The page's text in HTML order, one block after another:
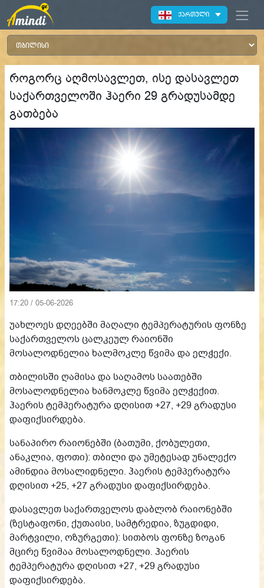
ქართული
როგორც აღმოსავლეთ, ისე დასავლეთ
საქართველოში ჰაერი 29 გრადუსამდე
გათბება
17:20 / 05-06-2026
უახლოეს დღეებში მაღალი ტემპერატურის ფონზე
საქართველოს ცალკეულ რაიონში
მოსალოდნელია ხალმოკლე წვიმა და ელჭექი.
თბილისში ღამისა და საღამოს საათებში
მოსალოდნელია ხანმოკლე წვიმა ელჭექით.
ჰაერის ტემპერატურა დღისით +27, +29 გრადუსი
დაფიქსირდება.
სანაპირო რაიონებში (ბათუმი, ქობულეთი,
ანაკლია, ფოთი): თბილი და უმეტესად უნალექო
ამინდია მოსალიდნელი. ჰაერის ტემპერატურა
დღისით +25, +27 გრადუსი დაფიქსირდება.
დასავლეთ საქართველოს დაბლობ რაიონებში
(ზესტაფონი, ქუთაისი, სამტრედია, ზუგდიდი,
მარტვილი, ოზურგეთი): სითბოს ფონზე ზოგან
მცირე წვიმაა მოსალოდნელი. ჰაერის
ტემპერატურა დღისით +27, +29 გრადუსი
დაფიქსირდება.